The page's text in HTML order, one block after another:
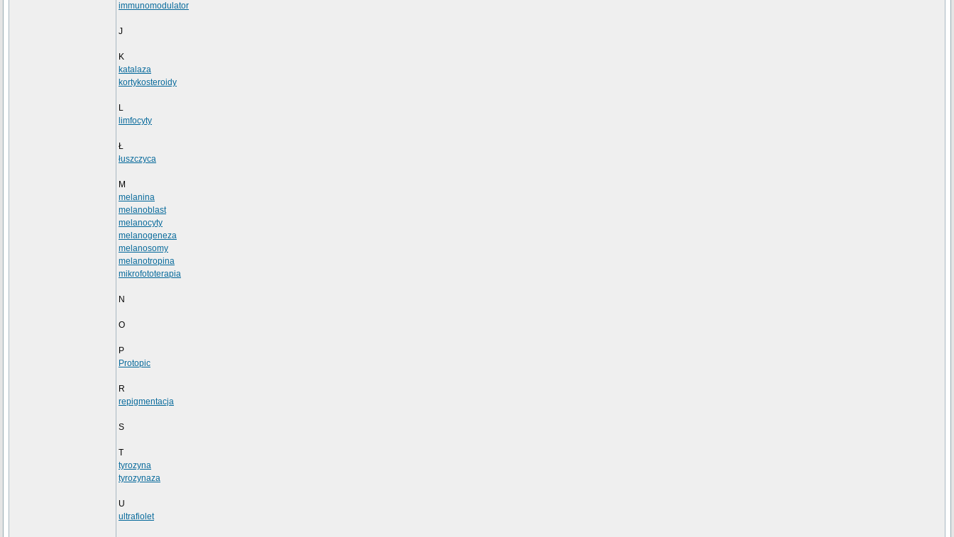
immunomodulator
J
K
katalaza
kortykosteroidy
L
limfocyty
Ł
łuszczyca
M
melanina
melanoblast
melanocyty
melanogeneza
melanosomy
melanotropina
mikrofototerapia
N
O
P
Protopic
R
repigmentacja
S
T
tyrozyna
tyrozynaza
U
ultrafiolet